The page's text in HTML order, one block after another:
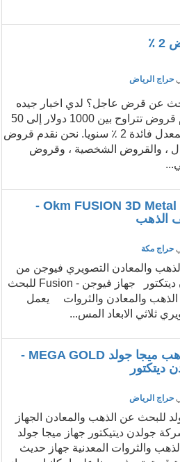
٪
حراج الرياض
عن قرض عاجل؟ لدي اخبار جيده
لك! نحن نقدم قروض تتراوح بين 1000 دولار إلى 50
مليون دولار بمعدل فائدة 2 ٪ سنويا. نحن نقدم قروض
، والقروض الشخصية ، وقروض
Okm FUSION 3D Metal Detector -
الذهب
حراج مكة
والمعادن التصويري فيوجن من
شركة جولدن ديتكتور جهاز فيوجن - Fusion للبحث
والمعادن والثروات يعمل
ثلاثي الابعاد المس...
كاشف الذهب ميجا جولد MEGA GOLD -
ديتكتور
حراج الرياض
للبحث عن الذهب والمعادن الجهاز
جولدن ديتيكتور جهاز ميجا جولد
والثروات المعدنية جهاز حديث